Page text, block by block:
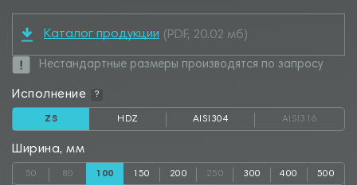
Каталог продукции (PDF, 20.02 мб)
Нестандартные размеры производятся по запросу
Исполнение ?
ZS HDZ AISI304 AISI316
Ширина, мм
50 80 100 150 200 250 300 400 500